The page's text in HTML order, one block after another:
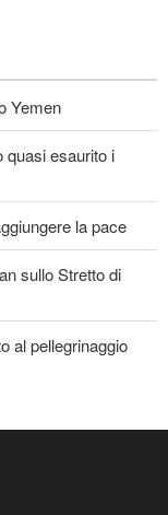
Yemen
quasi esaurito i
la pace
sullo Stretto di
al pellegrinaggio